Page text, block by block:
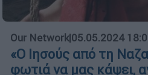
Our Network|05.05.2024
«Ο Ιησούς από τη
φωτιά να μας κάψει,